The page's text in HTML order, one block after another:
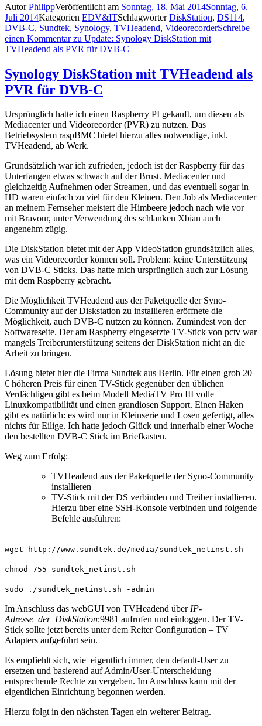
AutorPhilippVeröffentlicht am Sonntag, 18. Mai 2014Sonntag, 6.
Juli 2014Kategorien EDV&ITSchlagwörterDiskStation, DS114,
DVB-C, Sundtek, Synology, TVHeadend, VideorecorderSchreibe
einen Kommentarzu Update: Synology DiskStation mit
TVHeadend als PVR für DVB-C
Synology DiskStation mit TVHeadend als
PVR für DVB-C
Ursprünglich hatte ich einen Raspberry PI gekauft, um diesen als
Mediacenter und Videorecorder (PVR) zu nutzen. Das
Betriebsystem raspBMC bietet hierzu alles notwendige, inkl.
TVHeadend, ab Werk.
Grundsätzlich war ich zufrieden, jedoch ist der Raspberry für das
Unterfangen etwas schwach auf der Brust. Mediacenter und
gleichzeitig Aufnehmen oder Streamen, und das eventuell sogar in
HD waren einfach zu viel für den Kleinen. Den Job als Mediacenter
an meinem Fernseher meistert die Himbeere jedoch nach wie vor
mit Bravour, unter Verwendung des schlanken Xbian auch
angenehm zügig.
Die DiskStation bietet mit der App VideoStation grundsätzlich alles,
was ein Videorecorder können soll. Problem: keine Unterstützung
von DVB-C Sticks. Das hatte mich ursprünglich auch zur Lösung
mit dem Raspberry gebracht.
Die Möglichkeit TVHeadend aus der Paketquelle der Syno-
Community auf der Diskstation zu installieren eröffnete die
Möglichkeit, auch DVB-C nutzen zu können. Zumindest von der
Softwareseite. Der am Raspberry eingesetzte TV-Stick von pctv war
mangels Treiberunterstützung seitens der DiskStation nicht an die
Arbeit zu bringen.
Lösung bietet hier die Firma Sundtek aus Berlin. Für einen grob 20
€ höheren Preis für einen TV-Stick gegenüber den üblichen
Verdächtigen gibt es beim Modell MediaTV Pro III volle
Linuxkompatibilität und einen grandiosen Support. Einen Haken
gibt es natürlich: es wird nur in Kleinserie und Losen gefertigt, alles
nichts für Eilige. Ich hatte jedoch Glück und innerhalb einer Woche
den bestellten DVB-C Stick im Briefkasten.
Weg zum Erfolg:
TVHeadend aus der Paketquelle der Syno-Community
installieren
TV-Stick mit der DS verbinden und Treiber installieren.
Hierzu über eine SSH-Konsole verbinden und folgende
Befehle ausführen:
wget http://www.sundtek.de/media/sundtek_netinst.sh
chmod 755 sundtek_netinst.sh
sudo ./sundtek_netinst.sh -admin
Im Anschluss das webGUI von TVHeadend überIP-
Adresse_der_DiskStation:9981 aufrufen und einloggen. Der TV-
Stick sollte jetzt bereits unter dem Reiter Configuration – TV
Adapters aufgeführt sein.
Es empfiehlt sich, wie eigentlich immer, den default-User zu
ersetzen und basierend auf Admin/User-Unterscheidung
entsprechende Rechte zu vergeben. Im Anschluss kann mit der
eigentlichen Einrichtung begonnen werden.
Hierzu folgt in den nächsten Tagen ein weiterer Beitrag.